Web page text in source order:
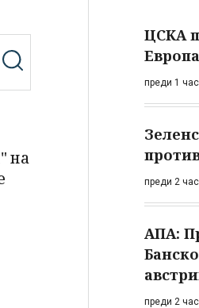
на
ЦСКА
преди 1 час
преди 2
АПА:
преди 2